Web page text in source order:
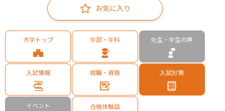
お気に入り
大学トップ 学部・学科 先生・学生の声
入試情報 就職・資格 入試対策
イベント 合格体験談